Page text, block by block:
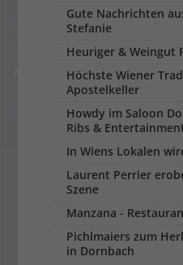
Gute Nachrichten
Stefanie
Heuriger & Weingut
Höchste Wiener
Apostelkeller
Howdy im Saloon
Ribs &
In Wiens Lokalen
Laurent Perrier
Szene
Manzana -
Pichlmaiers zum
in Dornbach